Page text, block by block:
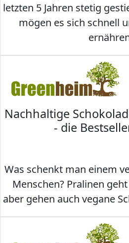
letzten 5 Jahren stetig
mögen es sich schnell
Nachhaltige
- die
Was schenkt man einem
Menschen? Pralinen
aber gehen auch vegane